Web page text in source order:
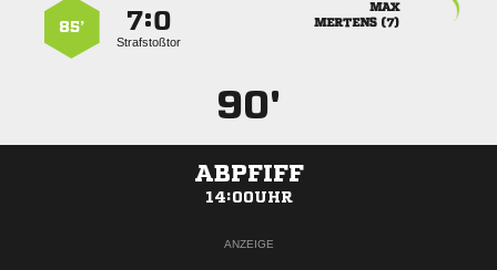

 
:
Strafstoßtor
85’
90'
ABPFIFF
14:00UHR
ANZEIGE